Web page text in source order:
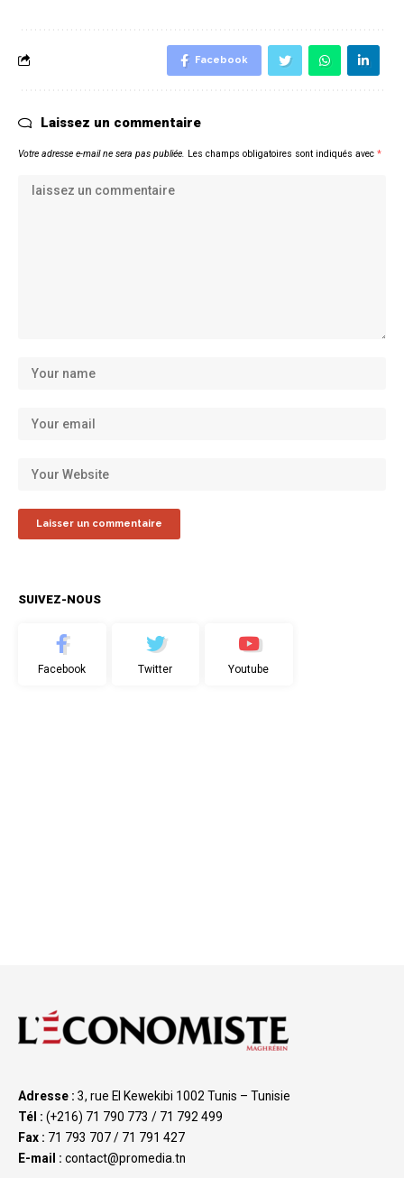
Facebook
Laissez un commentaire
Votre adresse e-mail ne sera pas publiée. Les champs obligatoires sont indiqués avec *
SUIVEZ-NOUS
Facebook Twitter Youtube
Adresse : 3, rue El Kewekibi 1002 Tunis – Tunisie
Tél : (+216) 71 790 773 / 71 792 499
Fax : 71 793 707 / 71 791 427
E-mail : contact@promedia.tn